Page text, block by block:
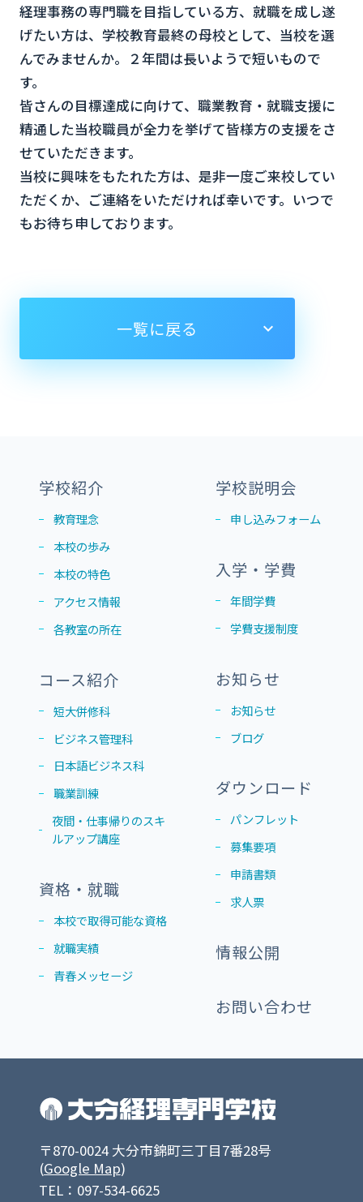
経理事務の専門職を目指している方、就職を成し遂
げたい方は、学校教育最終の母校として、当校を選
んでみませんか。２年間は長いようで短いもので
す。
皆さんの目標達成に向けて、職業教育・就職支援に
精通した当校職員が全力を挙げて皆様方の支援をさ
せていただきます。
当校に興味をもたれた方は、是非一度ご来校してい
ただくか、ご連絡をいただければ幸いです。いつで
もお待ち申しております。
一覧に戻る
学校紹介
教育理念
本校の歩み
本校の特色
アクセス情報
各教室の所在
コース紹介
短大併修科
ビジネス管理科
日本語ビジネス科
職業訓練
夜間・仕事帰りのスキ
ルアップ講座
資格・就職
本校で取得可能な資格
就職実績
青春メッセージ
学校説明会
申し込みフォーム
入学・学費
年間学費
学費支援制度
お知らせ
お知らせ
ブログ
ダウンロード
パンフレット
募集要項
申請書類
求人票
情報公開
お問い合わせ
〒870-0024 大分市錦町三丁目7番28号
(Google Map)
TEL：097-534-6625